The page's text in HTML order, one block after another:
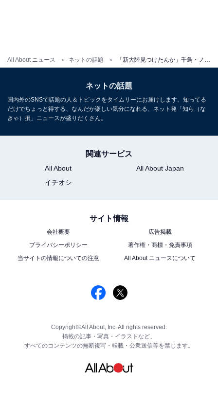
All About ニュース ネットの話題
ネットの話題
国内外のSNSで話題の人＆トピックをタイムリーにお届けします。知ってる
だけでちょっと得する、なんだか楽しい気分になれる、ネット発「知ら（な
きゃ）損」ニュースが盛りだくさん。
関連サービス
All About
All About Japan
イチオシ
サイト情報
会社概要
広告掲載
プライバシーポリシー
著作権・商標・免責事項
当サイトの情報についての注意
All About ニュースについて
Copyright©All About, Inc. All rights reserved.
掲載の記事・写真・イラストなど、
すべてのコンテンツの無断複写・転載・公衆送信等を禁じます。